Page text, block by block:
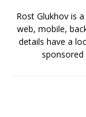
Rost Glukhov is
web, mobile,
details have a
sponsored